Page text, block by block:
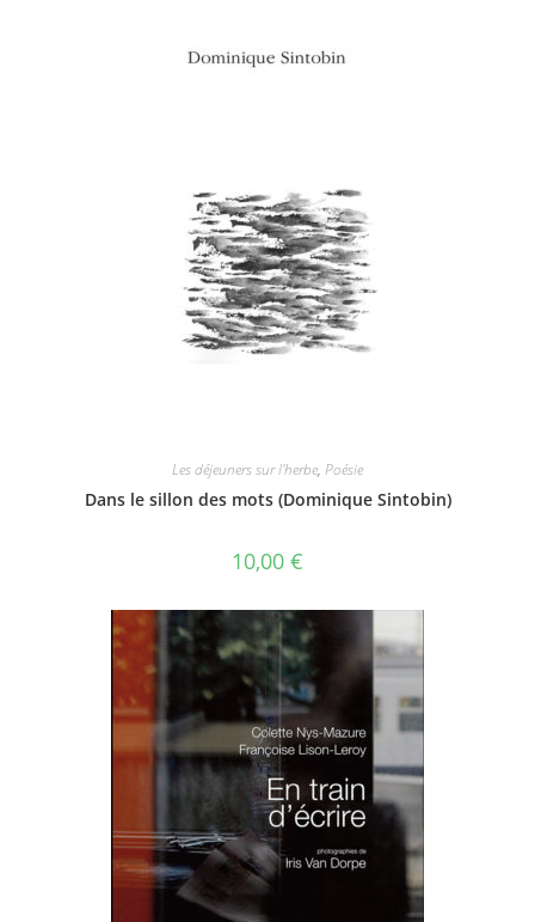
Les déjeuners sur l'herbe, Poésie
Dans le sillon des mots (Dominique Sintobin)
10,00 €